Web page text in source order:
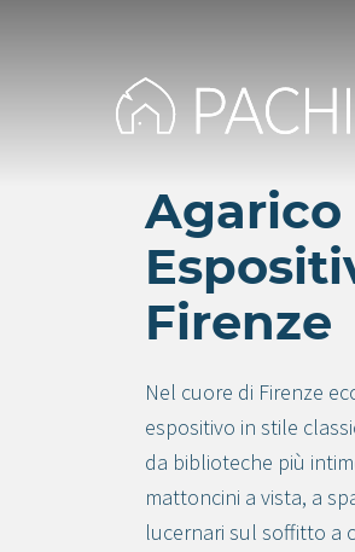
Agarico
Firenze
Nel cuore di Firenze
espositivo in stile
da biblioteche più
mattoncini a vista, a
lucernari sul soffitto a